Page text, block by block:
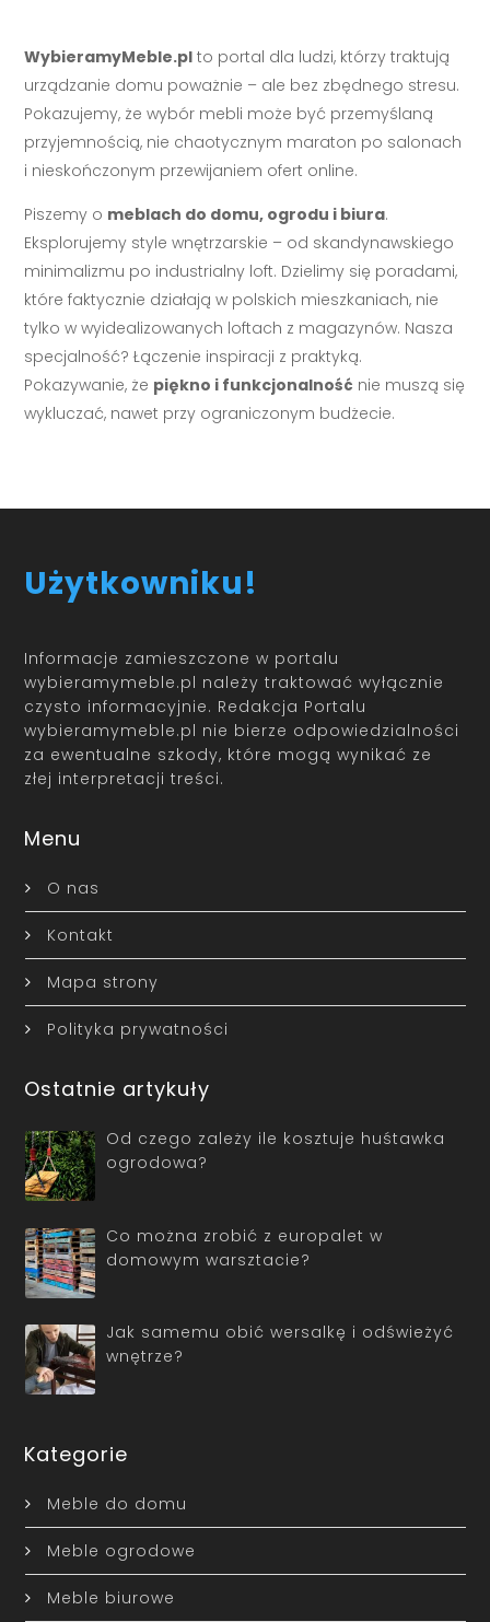
WybieramyMeble.pl to portal dla ludzi, którzy traktują
urządzanie domu poważnie – ale bez zbędnego stresu.
Pokazujemy, że wybór mebli może być przemyślaną
przyjemnością, nie chaotycznym maraton po salonach
i nieskończonym przewijaniem ofert online.
Piszemy o meblach do domu, ogrodu i biura.
Eksplorujemy style wnętrzarskie – od skandynawskiego
minimalizmu po industrialny loft. Dzielimy się poradami,
które faktycznie działają w polskich mieszkaniach, nie
tylko w wyidealizowanych loftach z magazynów. Nasza
specjalność? Łączenie inspiracji z praktyką.
Pokazywanie, że piękno i funkcjonalność nie muszą się
wykluczać, nawet przy ograniczonym budżecie.
Użytkowniku!
Informacje zamieszczone w portalu
wybieramymeble.pl należy traktować wyłącznie
czysto informacyjnie. Redakcja Portalu
wybieramymeble.pl nie bierze odpowiedzialności
za ewentualne szkody, które mogą wynikać ze
złej interpretacji treści.
Menu
O nas
Kontakt
Mapa strony
Polityka prywatności
Ostatnie artykuły
Od czego zależy ile kosztuje huśtawka
ogrodowa?
Co można zrobić z europalet w
domowym warsztacie?
Jak samemu obić wersalkę i odświeżyć
wnętrze?
Kategorie
Meble do domu
Meble ogrodowe
Meble biurowe